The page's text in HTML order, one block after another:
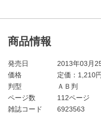
商品情報
発売日
2013年03月
価格
定価： 1,210
判型
ＡＢ判
ページ数
112ページ
雑誌コード
6923563